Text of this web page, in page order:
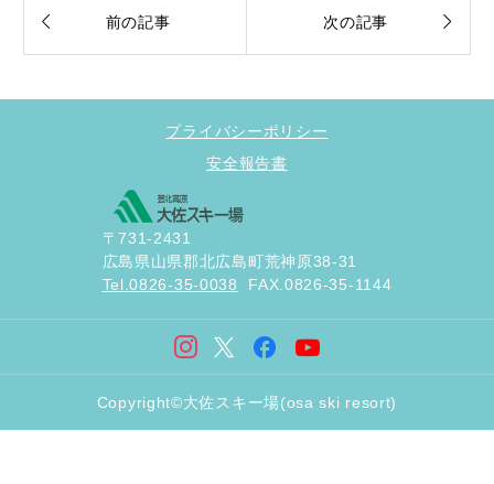
 前の記事 次の記事 
プライバシーポリシー
安全報告書
〒731-2431
広島県山県郡北広島町荒神原38-31
Tel.0826-35-0038
FAX.0826-35-1144
Copyright©大佐スキー場(osa ski resort)
 